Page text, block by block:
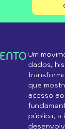
Um
dados,
que
acesso
pública, a